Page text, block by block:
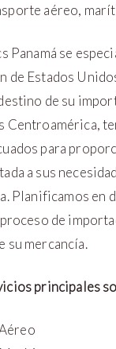
aéreo,
Panamá se
de Estados
de su
Centroamérica,
para
a sus
Planificamos en
de
su mercancía.
principales